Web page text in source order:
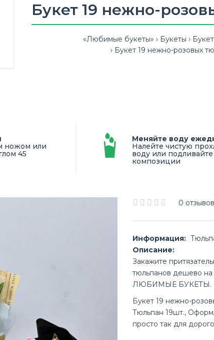
Букет 19 нежно-
«Любимые букеты» Букеты
Букет 19 нежно-розовых
ножом или
45
Меняйте воду
Налейте чистую
воду или
композиции
0 отзывов
Информация:
Описание:
Закажите
тюльпанов дешево на
ЛЮБИМЫЕ БУКЕТЫ.
Букет 19 нежно-
Тюльпан 19шт.,
просто так для